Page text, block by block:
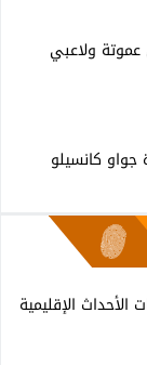
ولاعبي
جواو كانسيلو
الأحداث الإقليمية